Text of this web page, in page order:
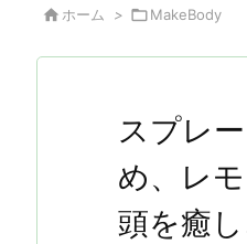
ホーム > MakeBody
スプレ
め、レ
頭を癒